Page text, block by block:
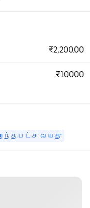
₹2,200.00
₹10000
வயது